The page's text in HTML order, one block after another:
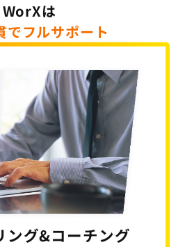
WorXは
でフルサポート
ング&コーチング